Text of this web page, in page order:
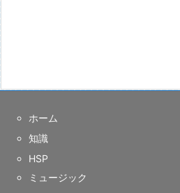
ホーム
知識
HSP
ミュージック